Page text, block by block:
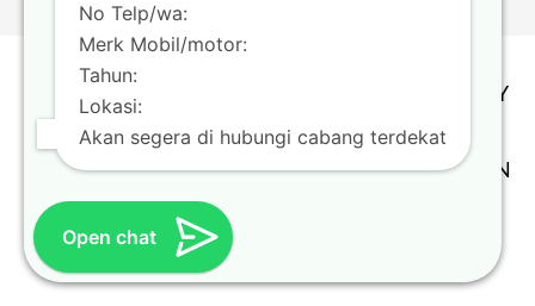
TERMS & CONDITION | PRIVACY POLICY
Copyright @ Adira Finance Berizin dan
Diawasi oleh OTORITAS JASA KEUANGAN
Theme by
Scissor Themes
powered by
No Telp/wa:
Merk Mobil/motor:
Tahun:
Lokasi:
Akan segera di hubungi cabang terdekat
Open chat